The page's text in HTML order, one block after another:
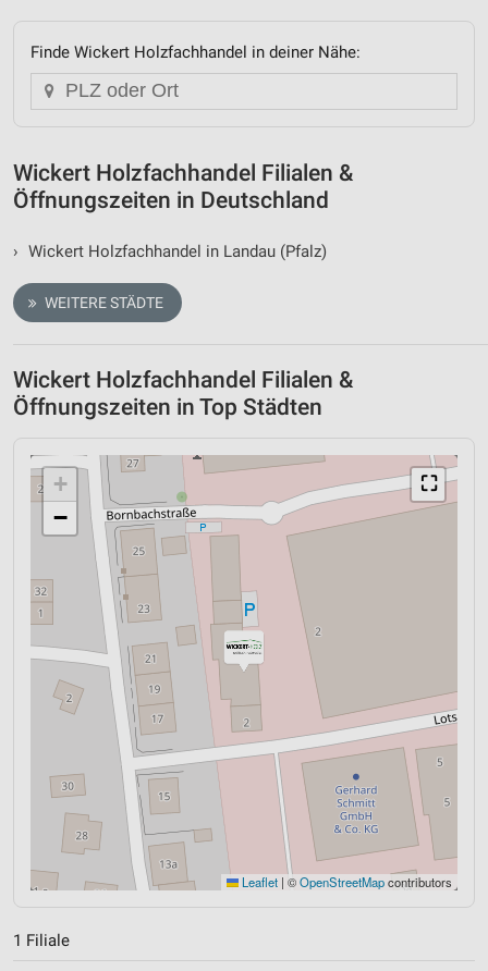
Finde Wickert Holzfachhandel in deiner Nähe:
Wickert Holzfachhandel Filialen &
Öffnungszeiten in Deutschland
› Wickert Holzfachhandel in Landau (Pfalz)
WEITERE STÄDTE
Wickert Holzfachhandel Filialen &
Öffnungszeiten in Top Städten
⛶
+
−
Leaflet | ©OpenStreetMapcontributors
1 Filiale